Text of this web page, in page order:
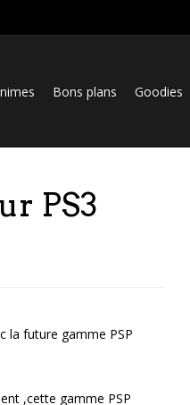
Bons plans Goodies
PS3
la future gamme PSP
,cette gamme PSP